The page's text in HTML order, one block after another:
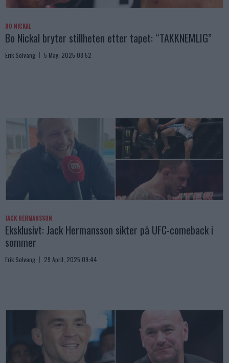
BO NICKAL
Bo Nickal bryter stillheten etter tapet: “TAKKNEMLIG”
Erik Solvang 5 May, 2025 08:52
JACK HERMANSSON
Eksklusivt: Jack Hermansson sikter på UFC-comeback i
sommer
Erik Solvang 29 April, 2025 09:44